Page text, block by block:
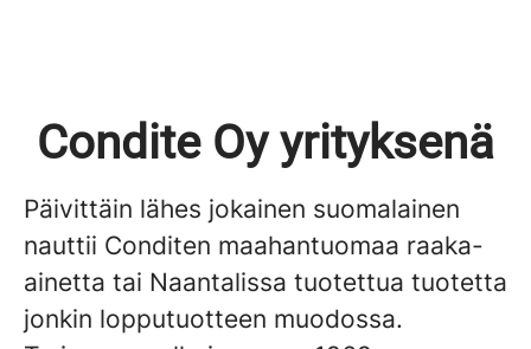
Condite Oy yrityksenä
Päivittäin lähes jokainen suomalainen
nauttii Conditen maahantuomaa raaka-
ainetta tai Naantalissa tuotettua tuotetta
jonkin lopputuotteen muodossa.